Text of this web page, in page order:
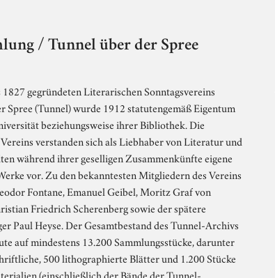
/ Tunnel über der Spree
gegründeten Literarischen Sonntagsvereins
Spree (Tunnel) wurde 1912 statutengemäß Eigentum
beziehungsweise ihrer Bibliothek. Die
verstanden sich als Liebhaber von Literatur und
während ihrer geselligen Zusammenkünfte eigene
vor. Zu den bekanntesten Mitgliedern des Vereins
Fontane, Emanuel Geibel, Moritz Graf von
Friedrich Scherenberg sowie der spätere
Paul Heyse. Der Gesamtbestand des Tunnel-Archivs
auf mindestens 13.200 Sammlungsstücke, darunter
500 lithographierte Blätter und 1.200 Stücke
(einschließlich der Bände der Tunnel-